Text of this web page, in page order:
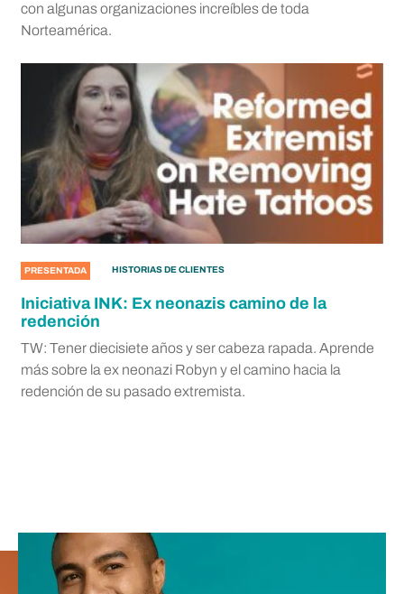
con algunas organizaciones increíbles de toda
Norteamérica.
PRESENTADA HISTORIAS DE CLIENTES
Iniciativa INK: Ex neonazis camino de la
redención
TW: Tener diecisiete años y ser cabeza rapada. Aprende
más sobre la ex neonazi Robyn y el camino hacia la
redención de su pasado extremista.